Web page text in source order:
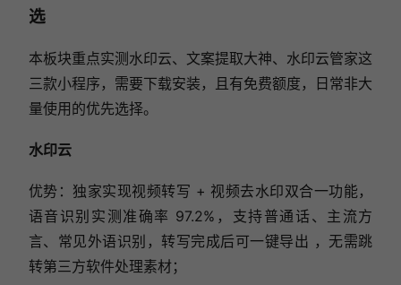
选
本板块重点实测水印云、文案提取大神、水印云管家这
三款小程序，需要下载安装，且有免费额度，日常非大
量使用的优先选择。
水印云
优势：独家实现视频转写 + 视频去水印双合一功能，
语音识别实测准确率 97.2%，支持普通话、主流方
言、常见外语识别，转写完成后可一键导出 ，无需跳
转第三方软件处理素材；